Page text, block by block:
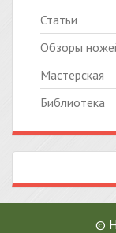
Статьи
Обзоры
Мастерская
Библиотека
©